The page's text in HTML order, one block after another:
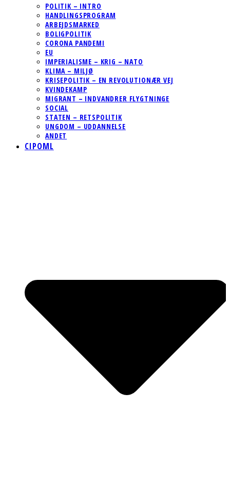
POLITIK – INTRO
HANDLINGSPROGRAM
ARBEJDSMARKED
BOLIGPOLITIK
CORONA PANDEMI
EU
IMPERIALISME – KRIG – NATO
KLIMA – MILJØ
KRISEPOLITIK – EN REVOLUTIONÆR VEJ
KVINDEKAMP
MIGRANT – INDVANDRER FLYGTNINGE
SOCIAL
STATEN – RETSPOLITIK
UNGDOM – UDDANNELSE
ANDET
CIPOML